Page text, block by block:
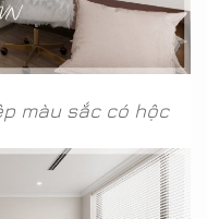
màu sắc có hộc